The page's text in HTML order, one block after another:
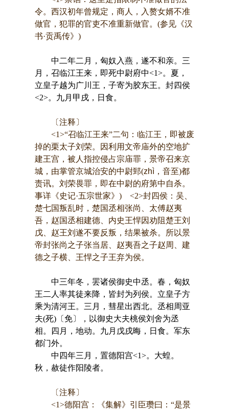
令。西汉初年曾规定，商人，入赘女婿不准
做官，犯罪的官吏不准重新做官。(参见《汉
书·贡禹传》)
中二年二月，匈奴入燕，遂不和亲。三
月，召临江王来，即死中尉府中<1>。夏，
立皇子越为广川王，子寄为胶东王。封四侯
<2>。九月甲戌，日食。
〔注释〕
<1>“召临江王来”二句：临江王，即被废
掉的栗太子刘荣。因利用文帝庙外的空地扩
建王宫，被人指控侵占宗庙罪，景帝召来京
城，由掌管京城治安的中尉郅(zhì，音至)都
责讯。刘荣畏罪，即在中尉的府第中自杀。
事详《史记·五宗世家》) <2>封四侯：吴、
楚七国叛乱时，楚国丞相张尚、太傅赵夷
吾，赵国丞相建德、内史王悍因劝阻楚王刘
戊、赵王刘遂不要反叛，结果被杀。所以景
帝封张尚之子张当居、赵夷吾之子赵周、建
德之子横、王悍之子王弃为侯。
中三年冬，罢诸侯御史中丞。春，匈奴
王二人率其徒来降，皆封为列侯。立皇子方
乘为清河王。三月，彗星出西北。丞相周亚
夫(死)〔免〕，以御史大夫桃侯刘舍为丞
相。四月，地动。九月戊戌晦，日食。军东
都门外。
中四年三月，置德阳宫<1>。大蝗。
秋，赦徒作阳陵者。
〔注释〕
<1>德阳宫：《集解》引臣瓒曰：“是景